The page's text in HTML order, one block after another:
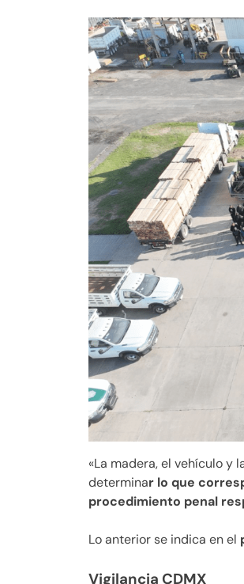
«La madera, el vehículo y
determinar lo que
procedimiento penal
Lo anterior se indica en el
Vigilancia CDMX